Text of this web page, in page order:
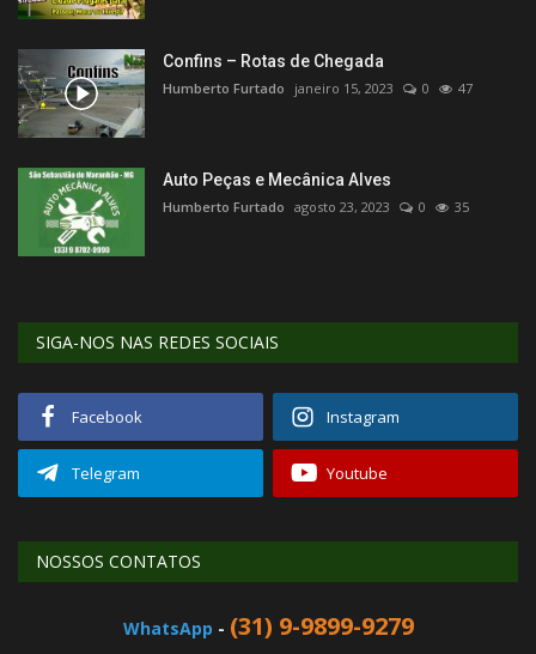
Confins – Rotas de Chegada
Humberto Furtado janeiro 15, 2023 0 47
Auto Peças e Mecânica Alves
Humberto Furtado agosto 23, 2023 0 35
SIGA-NOS NAS REDES SOCIAIS
Facebook Instagram
Telegram Youtube
NOSSOS CONTATOS
WhatsApp - (31) 9-9899-9279